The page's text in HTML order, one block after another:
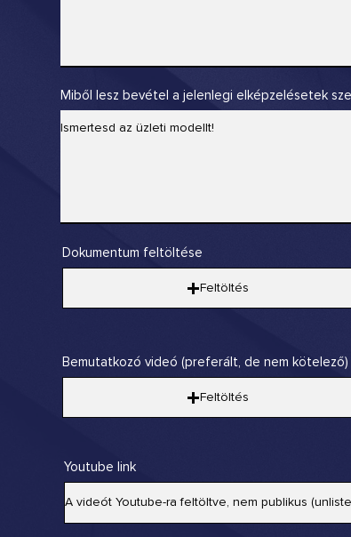
Miből lesz bevétel a jelenlegi elképzelésetek
Dokumentum feltöltése
Feltöltés
Bemutatkozó videó (preferált, de nem kötelező)
Feltöltés
Youtube link